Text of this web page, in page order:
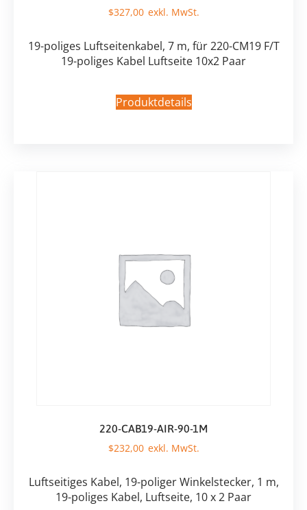
$327,00
19-poliges Luftseitenkabel, 7 m, für 220-CM19 F/T
19-poliges Kabel Luftseite 10x2 Paar
Produktdetails
220-CAB19-AIR-90-1M
$232,00
Luftseitiges Kabel, 19-poliger Winkelstecker, 1 m,
19-poliges Kabel, Luftseite, 10 x 2 Paar